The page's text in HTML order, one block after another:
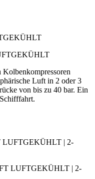
Luft in 2 oder 3
von bis zu 40 bar. Ein
LUFTGEKÜHLT | 2-